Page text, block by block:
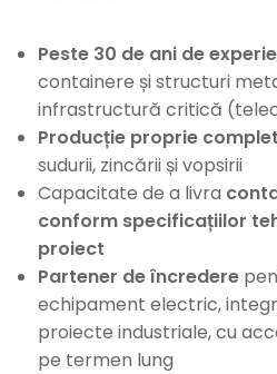
Peste 30 de ani de
containere și structuri
infrastructură critică
Producție proprie
sudurii, zincării și vopsirii
Capacitate de a livra
conform specificațiilor
proiect
Partener de încredere
echipament electric,
proiecte industriale, cu
pe termen lung